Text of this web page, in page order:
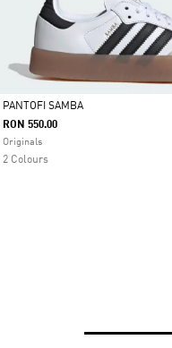
Da
PANTOFI SAMBA
RON 550.00
Originals
2 Colours